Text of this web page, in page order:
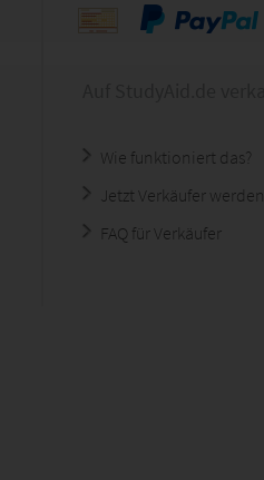
Wie funktioniert das?
Jetzt Verkäufer werden
FAQ für Verkäufer